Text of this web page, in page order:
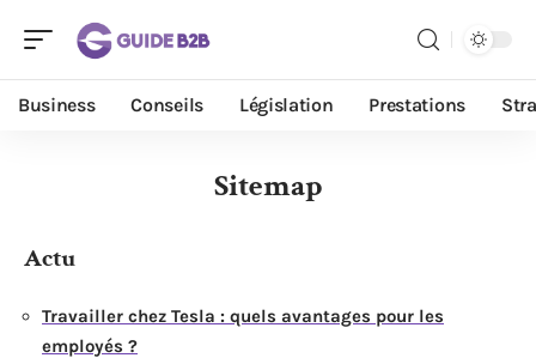
Business Conseils Législation Prestations
Sitemap
Actu
Travailler chez Tesla : quels avantages pour les
employés ?